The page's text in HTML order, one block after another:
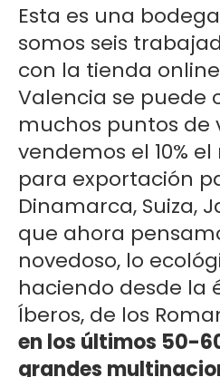
Esta es una
somos seis
con la tienda
Valencia se puede
muchos puntos de
vendemos el 10%
para exportación
Dinamarca, Suiza,
que ahora
novedoso, lo
haciendo desde la
Íberos, de los
en los últimos 50-
grandes